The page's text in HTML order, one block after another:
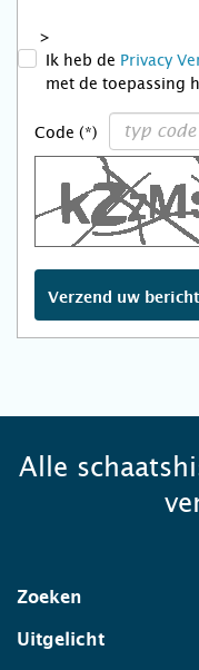
>
Ik heb de Privacy
met de toepassing
Code (*)
Verzend uw bericht
Alle
Zoeken
Uitgelicht